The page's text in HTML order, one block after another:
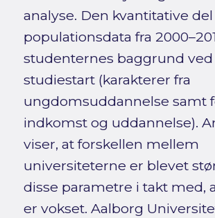
analyse. Den kvantitative
populationsdata fra
studenternes baggrund ved
studiestart (karakterer fra
ungdomsuddannelse samt
indkomst og uddannelse).
viser, at forskellen mellem
universiteterne er blevet
disse parametre i takt med,
er vokset. Aalborg